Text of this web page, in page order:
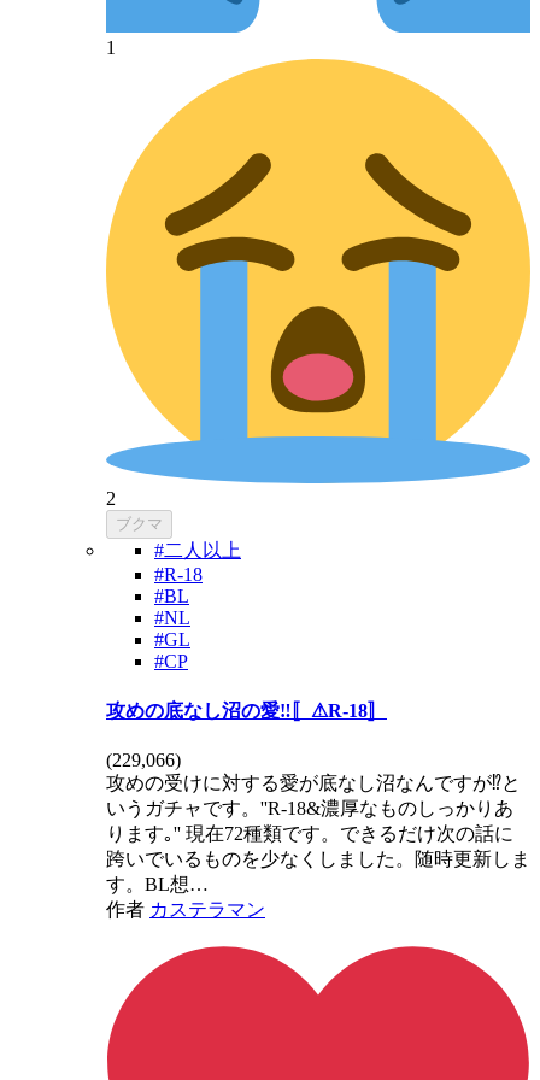
1
2
ブクマ
#二人以上
#R-18
#BL
#NL
#GL
#CP
攻めの底なし沼の愛‼️〚⚠R-18〛
(229,066)
攻めの受けに対する愛が底なし沼なんですが⁉️と
いうガチャです。''R-18&濃厚なものしっかりあ
ります｡'' 現在72種類です。できるだけ次の話に
跨いでいるものを少なくしました。随時更新しま
す。BL想…
作者 カステラマン